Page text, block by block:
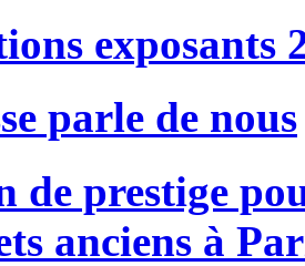
exposants
parle de nous
de prestige
anciens à